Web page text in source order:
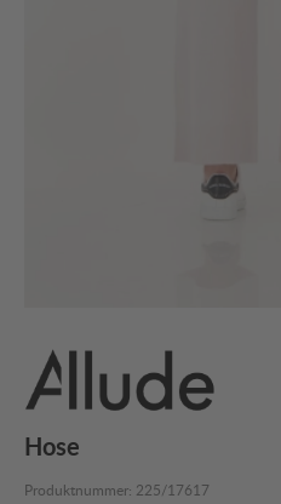
Hose
Produktnummer: 225/17617